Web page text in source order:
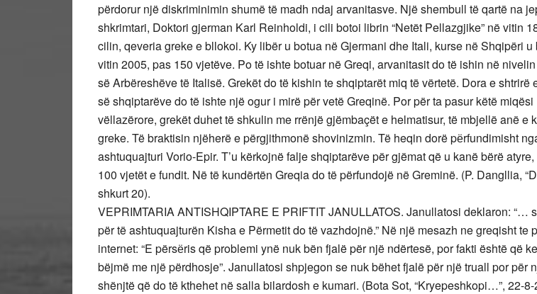
përdorur një diskriminimin shumë të madh ndaj arvanitasve. Një shembull të qartë na
shkrimtari, Doktori gjerman Karl Reinholdi, i cili botoi librin “Netët Pellazgjike” në vitin
cilin, qeveria greke e bllokoi. Ky libër u botua në Gjermani dhe Itali, kurse në Shqipëri u
vitin 2005, pas 150 vjetëve. Po të ishte botuar në Greqi, arvanitasit do të ishin në
së Arbëreshëve të Italisë. Grekët do të kishin te shqiptarët miq të vërtetë. Dora e shtrirë
së shqiptarëve do të ishte një ogur i mirë për vetë Greqinë. Por për ta pasur këtë miqësi
vëllazërore, grekët duhet të shkulin me rrënjë gjëmbaçët e helmatisur, të mbjellë anë e
greke. Të braktisin njëherë e përgjithmonë shovinizmin. Të heqin dorë pёrfundimisht
ashtuquajturi Vorio-Epir. T’u kërkojnë falje shqiptarëve për gjëmat që u kanë bërë
100 vjetët e fundit. Në të kundërtën Greqia do të përfundojë në Greminë. (P. Dangllia,
shkurt 20).
VEPRIMTARIA ANTISHQIPTARE E PRIFTIT JANULLATOS. Janullatosi deklaron: “…
për të ashtuquajturën Kisha e Përmetit do të vazhdojnë.” Në një mesazh ne greqisht te
internet: “E përsёris që problemi ynë nuk bën fjalë për një ndërtesë, por fakti është që
bëjmë me një përdhosje”. Janullatosi shpjegon se nuk bëhet fjalë për një truall por për
shënjtë që do të kthehet në salla bilardosh e kumari. (Bota Sot, “Kryepeshkopi…”, 22-